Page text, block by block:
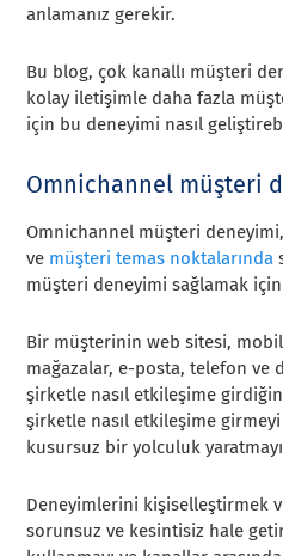
anlamanız gerekir.
Bu blog, çok kanallı müşteri
kolay iletişimle daha fazla
için bu deneyimi nasıl
Omnichannel müşteri
Omnichannel müşteri
ve müşteri temas noktalarında
müşteri deneyimi sağlamak
Bir müşterinin web sitesi,
mağazalar, e-posta, telefon ve
şirketle nasıl etkileşime
şirketle nasıl etkileşime
kusursuz bir yolculuk
Deneyimlerini kişiselleştirmek
sorunsuz ve kesintisiz hale